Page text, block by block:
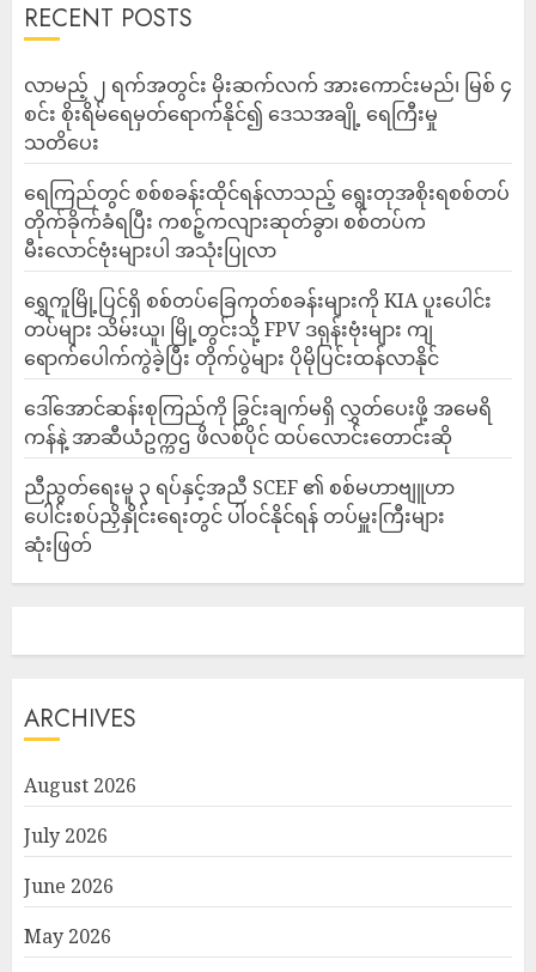
RECENT POSTS
လာမည့် ၂ ရက်အတွင်း မိုးဆက်လက် အားကောင်းမည်၊ မြစ် ၄
စင်း စိုးရိမ်ရေမှတ်ရောက်နိုင်၍ ဒေသအချို့ ရေကြီးမှု
သတိပေး
ရေကြည်တွင် စစ်စခန်းထိုင်ရန်လာသည့် ရွေးတုအစိုးရစစ်တပ်
တိုက်ခိုက်ခံရပြီး ကစဉ့်ကလျားဆုတ်ခွာ၊ စစ်တပ်က
မီးလောင်ဗုံးများပါ အသုံးပြုလာ
‎ရွှေကူမြို့ပြင်ရှိ စစ်တပ်ခြေကုတ်စခန်းများကို KIA ပူးပေါင်း
တပ်များ သိမ်းယူ၊ မြို့တွင်းသို့ FPV ဒရုန်းဗုံးများ ကျ
ရောက်ပေါက်ကွဲခဲ့ပြီး တိုက်ပွဲများ ပိုမိုပြင်းထန်လာနိုင်
ဒေါ်အောင်ဆန်းစုကြည်ကို ခြွင်းချက်မရှိ လွှတ်ပေးဖို့ အမေရိ
ကန်နဲ့ အာဆီယံဥက္ကဌ ဖိလစ်ပိုင် ထပ်လောင်းတောင်းဆို
ညီညွတ်ရေးမူ ၃ ရပ်နှင့်အညီ SCEF ၏ စစ်မဟာဗျူဟာ
ပေါင်းစပ်ညှိနှိုင်းရေးတွင် ပါဝင်နိုင်ရန် တပ်မှူးကြီးများ
ဆုံးဖြတ်
ARCHIVES
August 2026
July 2026
June 2026
May 2026